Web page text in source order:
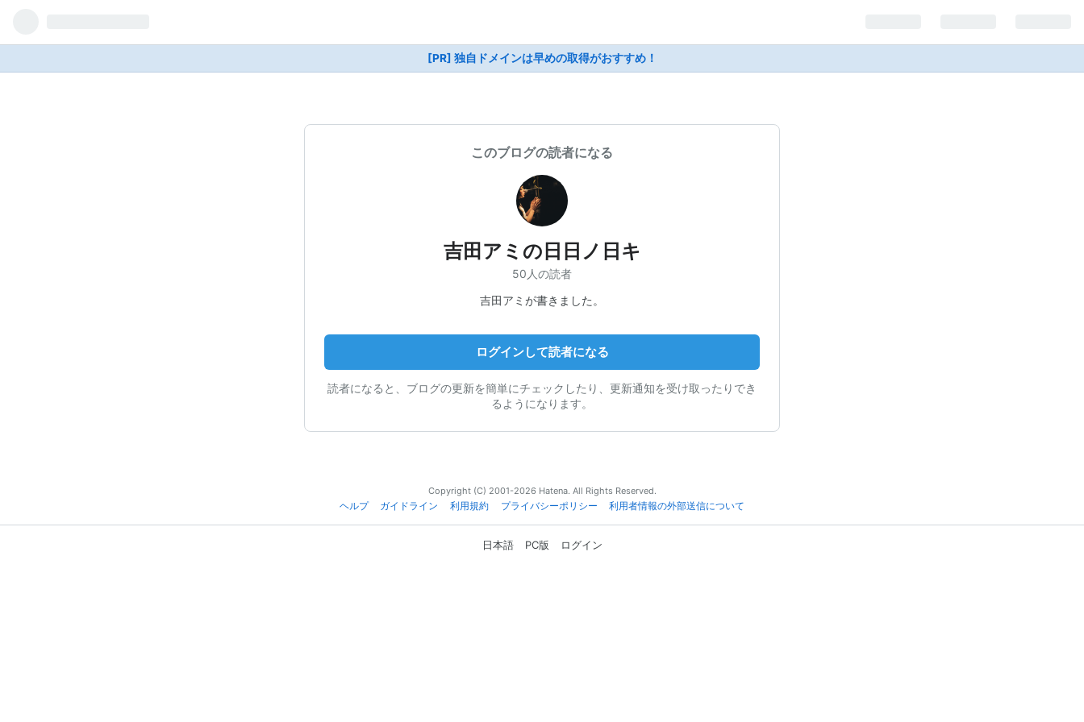
[PR] 独自ドメインは早めの取得がおすすめ！
このブログの読者になる
吉田アミの日日ノ日キ
50人の読者
吉田アミが書きました。
ログインして読者になる
読者になると、ブログの更新を簡単にチェックしたり、更新通知を受け取ったりでき
るようになります。
Copyright (C) 2001-2026 Hatena. All Rights Reserved.
ヘルプ
ガイドライン 利用規約 プライバシーポリシー 利用者情報の外部送信について
日本語 PC版 ログイン